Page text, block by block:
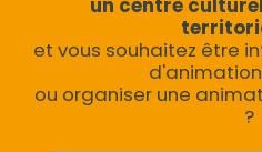
un centre
et vous souhaitez être
ou organiser une
?